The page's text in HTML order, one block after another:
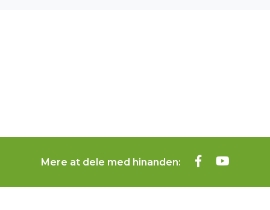
Mere at dele med hinanden: